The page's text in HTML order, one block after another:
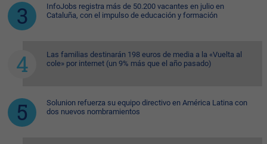
InfoJobs registra más de 50.200 vacantes en julio en
Cataluña, con el impulso de educación y formación
Las familias destinarán 198 euros de media a la «Vuelta al
cole» por internet (un 9% más que el año pasado)
Solunion refuerza su equipo directivo en América Latina con
dos nuevos nombramientos